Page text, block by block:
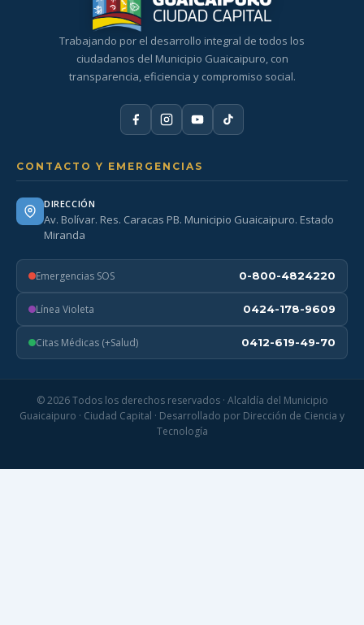
Trabajando por el desarrollo integral de todos los
ciudadanos del Municipio Guaicaipuro, con
transparencia, eficiencia y compromiso social.
CONTACTO Y EMERGENCIAS
DIRECCIÓN
Av. Bolívar. Res. Caracas PB. Municipio Guaicaipuro. Estado
Miranda
Emergencias SOS 0-800-4824220
Línea Violeta 0424-178-9609
Citas Médicas (+Salud) 0412-619-49-70
© 2026 Todos los derechos reservados · Alcaldía del Municipio
Guaicaipuro · Ciudad Capital · Desarrollado por Dirección de Ciencia y
Tecnología